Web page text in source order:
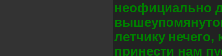
неофициально
летчику
принести нам